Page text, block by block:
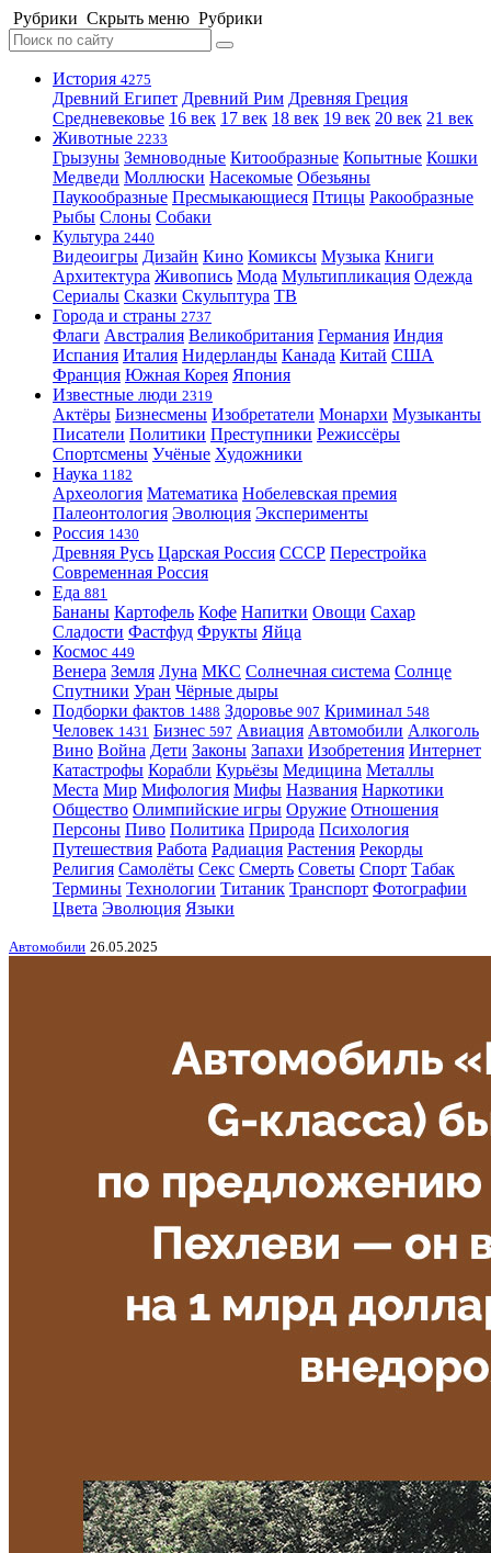
Рубрики Скрыть меню Рубрики
История 4275
Древний Египет Древний Рим Древняя Греция
Средневековье 16 век 17 век 18 век 19 век 20 век 21 век
Животные 2233
Грызуны Земноводные Китообразные Копытные Кошки
Медведи Моллюски Насекомые Обезьяны
Паукообразные Пресмыкающиеся Птицы Ракообразные
Рыбы Слоны Собаки
Культура 2440
Видеоигры Дизайн Кино Комиксы Музыка Книги
Архитектура Живопись Мода Мультипликация Одежда
Сериалы Сказки Скульптура ТВ
Города и страны 2737
Флаги Австралия Великобритания Германия Индия
Испания Италия Нидерланды Канада Китай США
Франция Южная Корея Япония
Известные люди 2319
Актёры Бизнесмены Изобретатели Монархи Музыканты
Писатели Политики Преступники Режиссёры
Спортсмены Учёные Художники
Наука 1182
Археология Математика Нобелевская премия
Палеонтология Эволюция Эксперименты
Россия 1430
Древняя Русь Царская Россия СССР Перестройка
Современная Россия
Еда 881
Бананы Картофель Кофе Напитки Овощи Сахар
Сладости Фастфуд Фрукты Яйца
Космос 449
Венера Земля Луна МКС Солнечная система Солнце
Спутники Уран Чёрные дыры
Подборки фактов 1488 Здоровье 907 Криминал 548
Человек 1431 Бизнес 597 Авиация Автомобили Алкоголь
Вино Война Дети Законы Запахи Изобретения Интернет
Катастрофы Корабли Курьёзы Медицина Металлы
Места Мир Мифология Мифы Названия Наркотики
Общество Олимпийские игры Оружие Отношения
Персоны Пиво Политика Природа Психология
Путешествия Работа Радиация Растения Рекорды
Религия Самолёты Секс Смерть Советы Спорт Табак
Термины Технологии Титаник Транспорт Фотографии
Цвета Эволюция Языки
Автомобили 26.05.2025